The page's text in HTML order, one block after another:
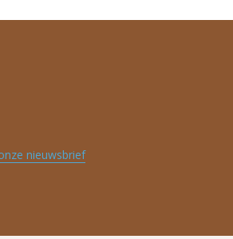
nieuwsbrief